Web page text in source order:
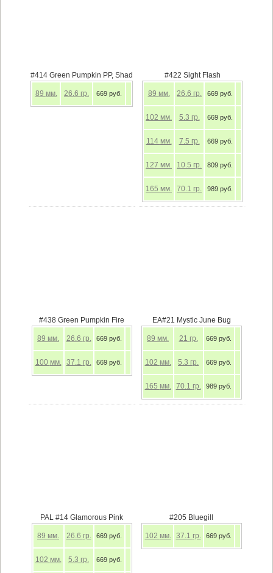
#414 Green Pumpkin PP, Shad
89 мм. 26.6 гр. 669 руб.
#422 Sight Flash
89 мм. 26.6 гр. 669 руб.
102 мм. 5.3 гр. 669 руб.
114 мм. 7.5 гр. 669 руб.
127 мм. 10.5 гр. 809 руб.
165 мм. 70.1 гр. 989 руб.
#438 Green Pumpkin Fire
89 мм. 26.6 гр. 669 руб.
100 мм. 37.1 гр. 669 руб.
EA#21 Mystic June Bug
89 мм. 21 гр. 669 руб.
102 мм. 5.3 гр. 669 руб.
165 мм. 70.1 гр. 989 руб.
PAL #14 Glamorous Pink
89 мм. 26.6 гр. 669 руб.
102 мм. 5.3 гр. 669 руб.
#205 Bluegill
102 мм. 37.1 гр. 669 руб.